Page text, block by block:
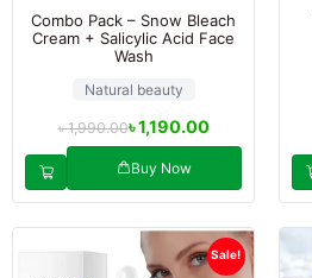
Combo Pack – Snow Bleach
Cream + Salicylic Acid Face
Wash
Natural beauty
৳1,990.00৳1,190.00
Buy Now
Sale!